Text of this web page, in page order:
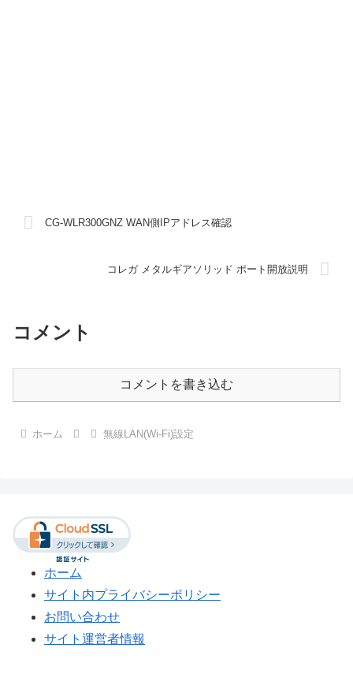
CG-WLR300GNZ WAN側IPアドレス確認
コレガ メタルギアソリッド ポート開放説明
コメント
コメントを書き込む
ホーム 無線LAN(Wi-Fi)設定
ホーム
サイト内プライバシーポリシー
お問い合わせ
サイト運営者情報